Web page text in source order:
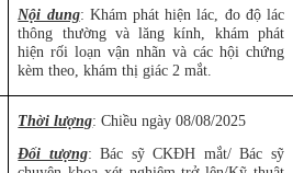
Nội dung: Khám phát hiện lác, đo độ lác
thông thường và lăng kính, khám phát
hiện rối loạn vận nhãn và các hội chứng
kèm theo, khám thị giác 2 mắt.
Thời lượng: Chiều ngày 08/08/2025
Đối tượng: Bác sỹ CKĐH mắt/ Bác sỹ